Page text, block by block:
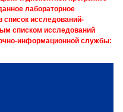
лабораторное
список исследований-
списком исследований
информационной службы: